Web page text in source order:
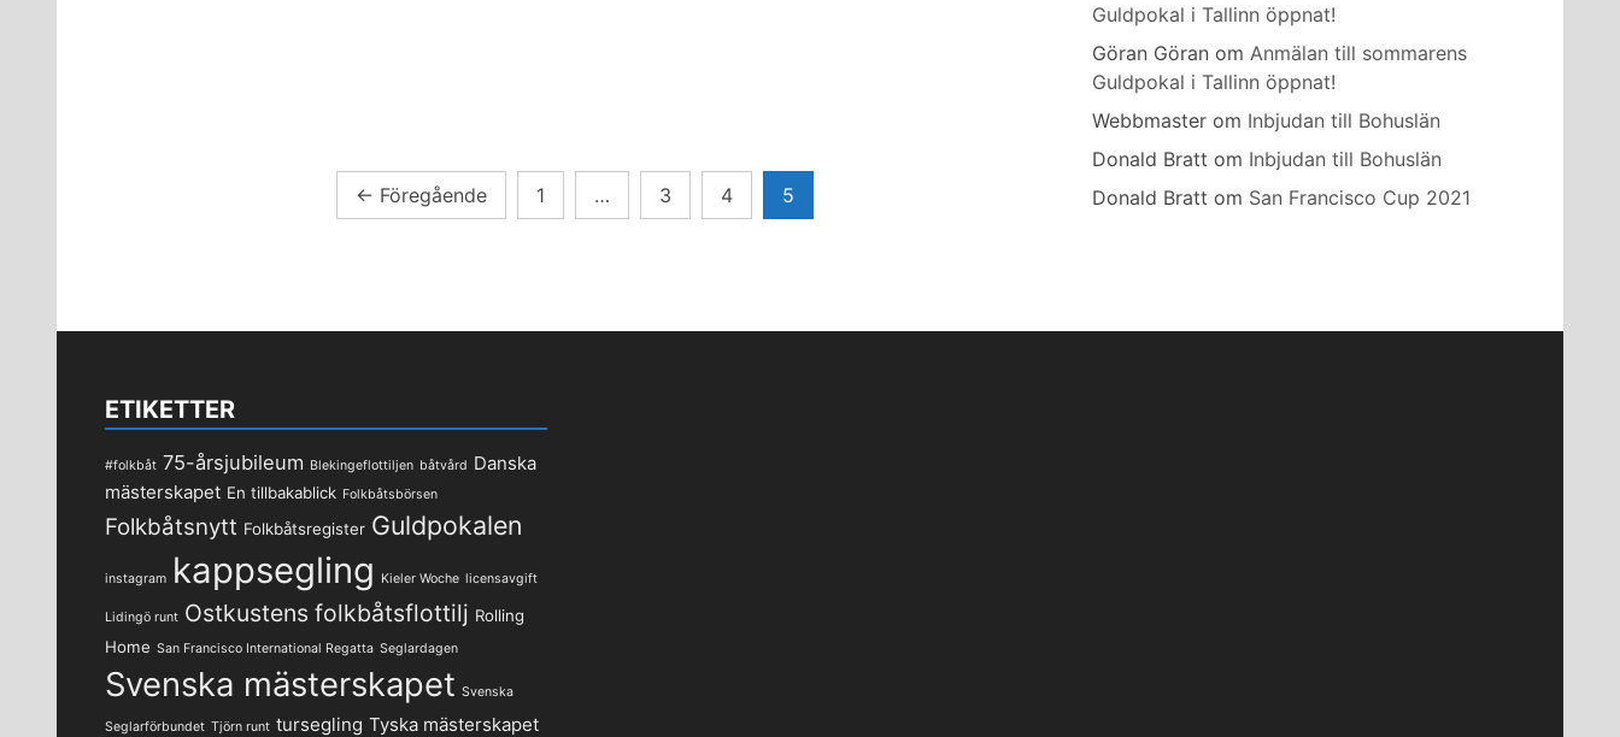
← Föregående 1 … 3 4 5
Guldpokal i Tallinn öppnat!
Göran Göran om Anmälan till sommarens
Guldpokal i Tallinn öppnat!
Webbmaster om Inbjudan till Bohuslän
Donald Bratt om Inbjudan till Bohuslän
Donald Bratt om San Francisco Cup 2021
ETIKETTER
#folkbåt 75-årsjubileum Blekingeflottiljen båtvård Danska
mästerskapet En tillbakablick Folkbåtsbörsen
Folkbåtsnytt Folkbåtsregister Guldpokalen
instagram kappsegling Kieler Woche licensavgift
Lidingö runt Ostkustens folkbåtsflottilj Rolling
Home San Francisco International Regatta Seglardagen
Svenska mästerskapet Svenska
Seglarförbundet Tjörn runt tursegling Tyska mästerskapet